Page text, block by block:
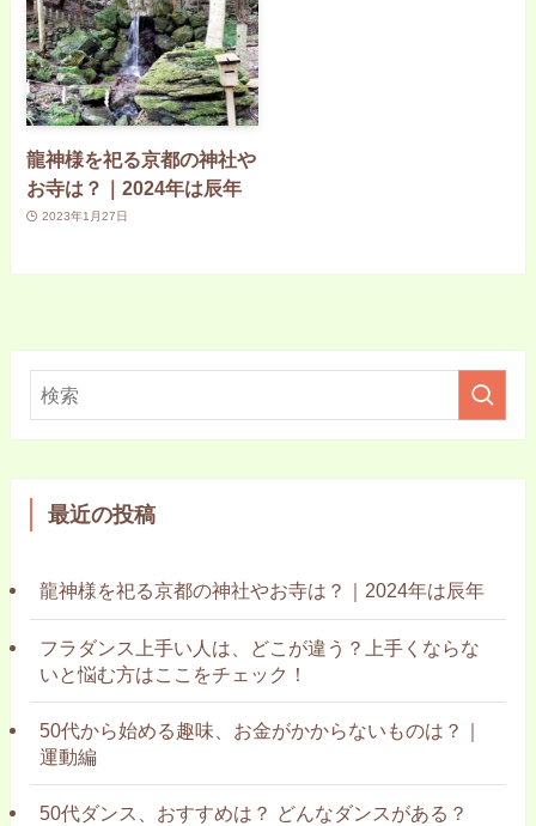
龍神様を祀る京都の神社や
お寺は？｜2024年は辰年
2023年1月27日
最近の投稿
龍神様を祀る京都の神社やお寺は？｜2024年は辰年
フラダンス上手い人は、どこが違う？上手くならな
いと悩む方はここをチェック！
50代から始める趣味、お金がかからないものは？｜
運動編
50代ダンス、おすすめは？ どんなダンスがある？